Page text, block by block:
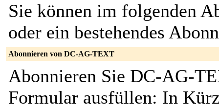
Sie können im folgenden
oder ein bestehendes
Abonnieren von DC-AG-TEXT
Abonnieren Sie DC-AG-
Formular ausfüllen: In